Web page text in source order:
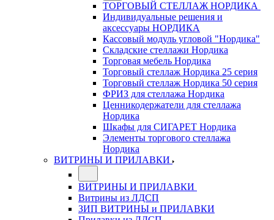
ТОРГОВЫЙ СТЕЛЛАЖ НОРДИКА
Индивидуальные решения и
аксессуары НОРДИКА
Кассовый модуль угловой "Нордика"
Складские стеллажи Нордика
Торговая мебель Нордика
Торговый стеллаж Нордика 25 серия
Торговый стеллаж Нордика 50 серия
ФРИЗ для стеллажа Нордика
Ценникодержатели для стеллажа
Нордика
Шкафы для СИГАРЕТ Нордика
Элементы торгового стеллажа
Нордика
ВИТРИНЫ И ПРИЛАВКИ
ВИТРИНЫ И ПРИЛАВКИ
Витрины из ЛДСП
ЗИП ВИТРИНЫ и ПРИЛАВКИ